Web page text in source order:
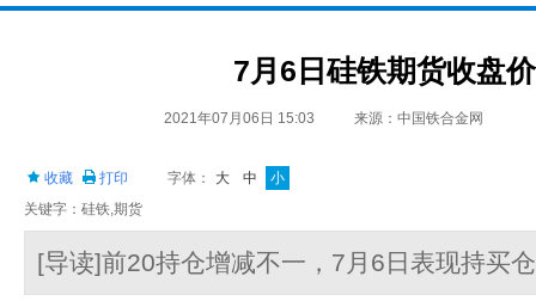
7月6日硅铁期货收盘
2021年07月06日 15:03 来源：中国铁合金网
收藏 打印 字体： 大 中
小
关键字：硅铁,期货
[导读]前20持仓增减不一，7月6日表现持买